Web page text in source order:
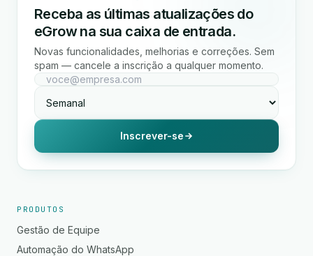
Receba as últimas atualizações do
eGrow na sua caixa de entrada.
Novas funcionalidades, melhorias e correções. Sem
spam — cancele a inscrição a qualquer momento.
Inscrever-se
PRODUTOS
Gestão de Equipe
Automação do WhatsApp